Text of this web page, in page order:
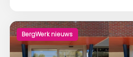
BergWerk nieuws